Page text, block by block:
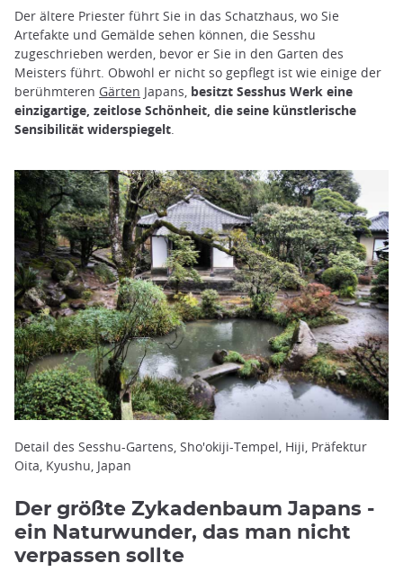
Der ältere Priester führt Sie in das Schatzhaus, wo Sie
Artefakte und Gemälde sehen können, die Sesshu
zugeschrieben werden, bevor er Sie in den Garten des
Meisters führt. Obwohl er nicht so gepflegt ist wie einige der
berühmteren Gärten Japans, besitzt Sesshus Werk eine
einzigartige, zeitlose Schönheit, die seine künstlerische
Sensibilität widerspiegelt
Detail des Sesshu-Gartens, Sho'okiji-Tempel, Hiji, Präfektur
Oita, Kyushu, Japan
Der größte Zykadenbaum Japans -
ein Naturwunder, das man nicht
verpassen sollte